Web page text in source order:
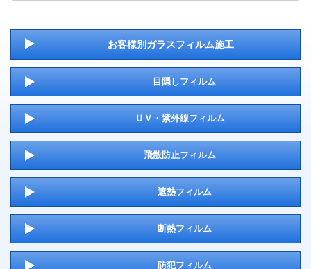
お客様別ガラスフィルム施工
目隠しフィルム
ＵＶ・紫外線フィルム
飛散防止フィルム
遮熱フィルム
断熱フィルム
防犯フィルム